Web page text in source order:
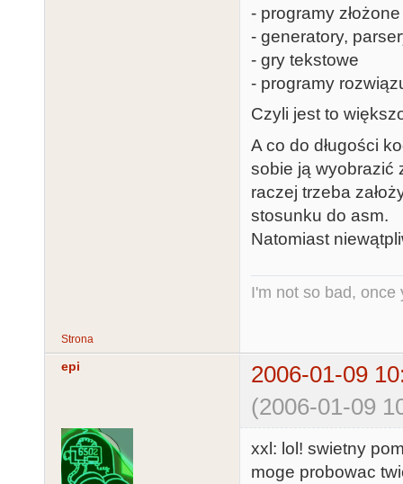
- programy
- generatory,
- gry tekstowe
- programy
Czyli jest to
A co do długości
sobie ją wyobrazić
raczej trzeba
stosunku do asm.
Natomiast
I'm not so bad, once
Strona
epi
2006-01-09
(2006-01-09
xxl: lol! swietny
moge probowac